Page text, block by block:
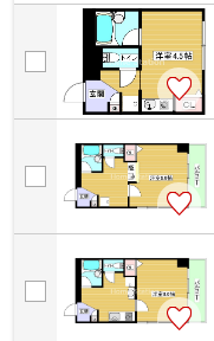
費用をカードでお支払いいた